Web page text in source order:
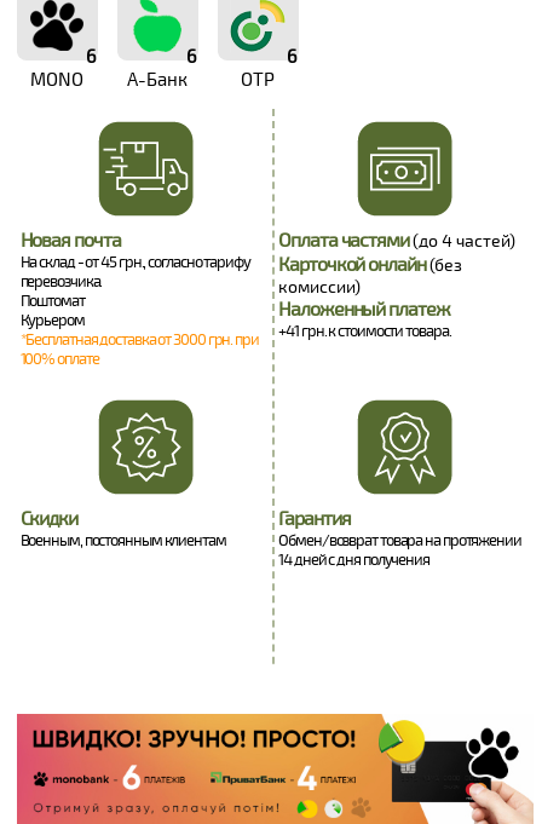
6
MONO
6
А-Банк
6
OTP
Новая почта
На склад - от 45 грн., согласно тарифу
перевозчика.
Поштомат
Курьером
*Бесплатная доставка от 3000 грн. при
100% оплате
Оплата частями(до 4 частей)
Карточкой онлайн(без
комиссии)
Наложенный платеж
+41 грн. к стоимости товара.
Скидки
Военным, постоянным клиентам
Гарантия
Обмен/возврат товара на протяжении
14 дней с дня получения